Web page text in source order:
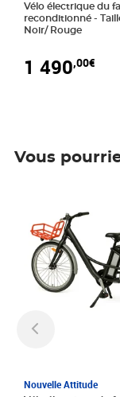
Vélo électrique du
reconditionné - Taille normale -
Noir/ Rouge
1 490,00€
Vous
Nouvelle Attitude